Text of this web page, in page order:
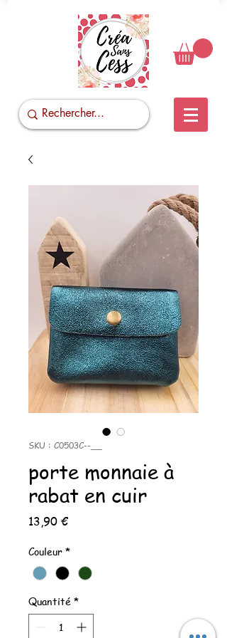
SKU : C0503C--__
porte monnaie à
rabat en cuir
13,90 €Prix
Couleur *
Quantité *